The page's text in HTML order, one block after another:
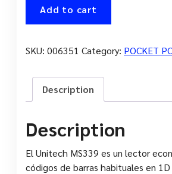
UNITECH
1D-
SCANNER
quantity
Add to cart
SKU: 006351 Category: POCKET PC
Description
Description
El Unitech MS339 es un lector
códigos de barras habituales en 1D